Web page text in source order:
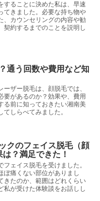
することに決めた私は、早速
てきました。必要な持ち物や
、カウンセリングの内容や勧
契約するまでのことを説明し
通う回数や費用など知
ザー脱毛は、顔脱毛では、
要があるのか？効果や、費用
る前に知っておきたい湘南美
しらべてみました。
クのフェイス脱毛（顔
？満足できた！
ェイス脱毛を受けました。
ぼ痛くない部位がありまし
きたのか、範囲はどれくらい
私が受けた体験談をお話しし